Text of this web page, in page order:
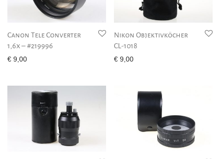
Canon Tele Converter
1,6x – #219996
€ 9,00
Nikon Objektivköcher
CL-1018
€ 9,00